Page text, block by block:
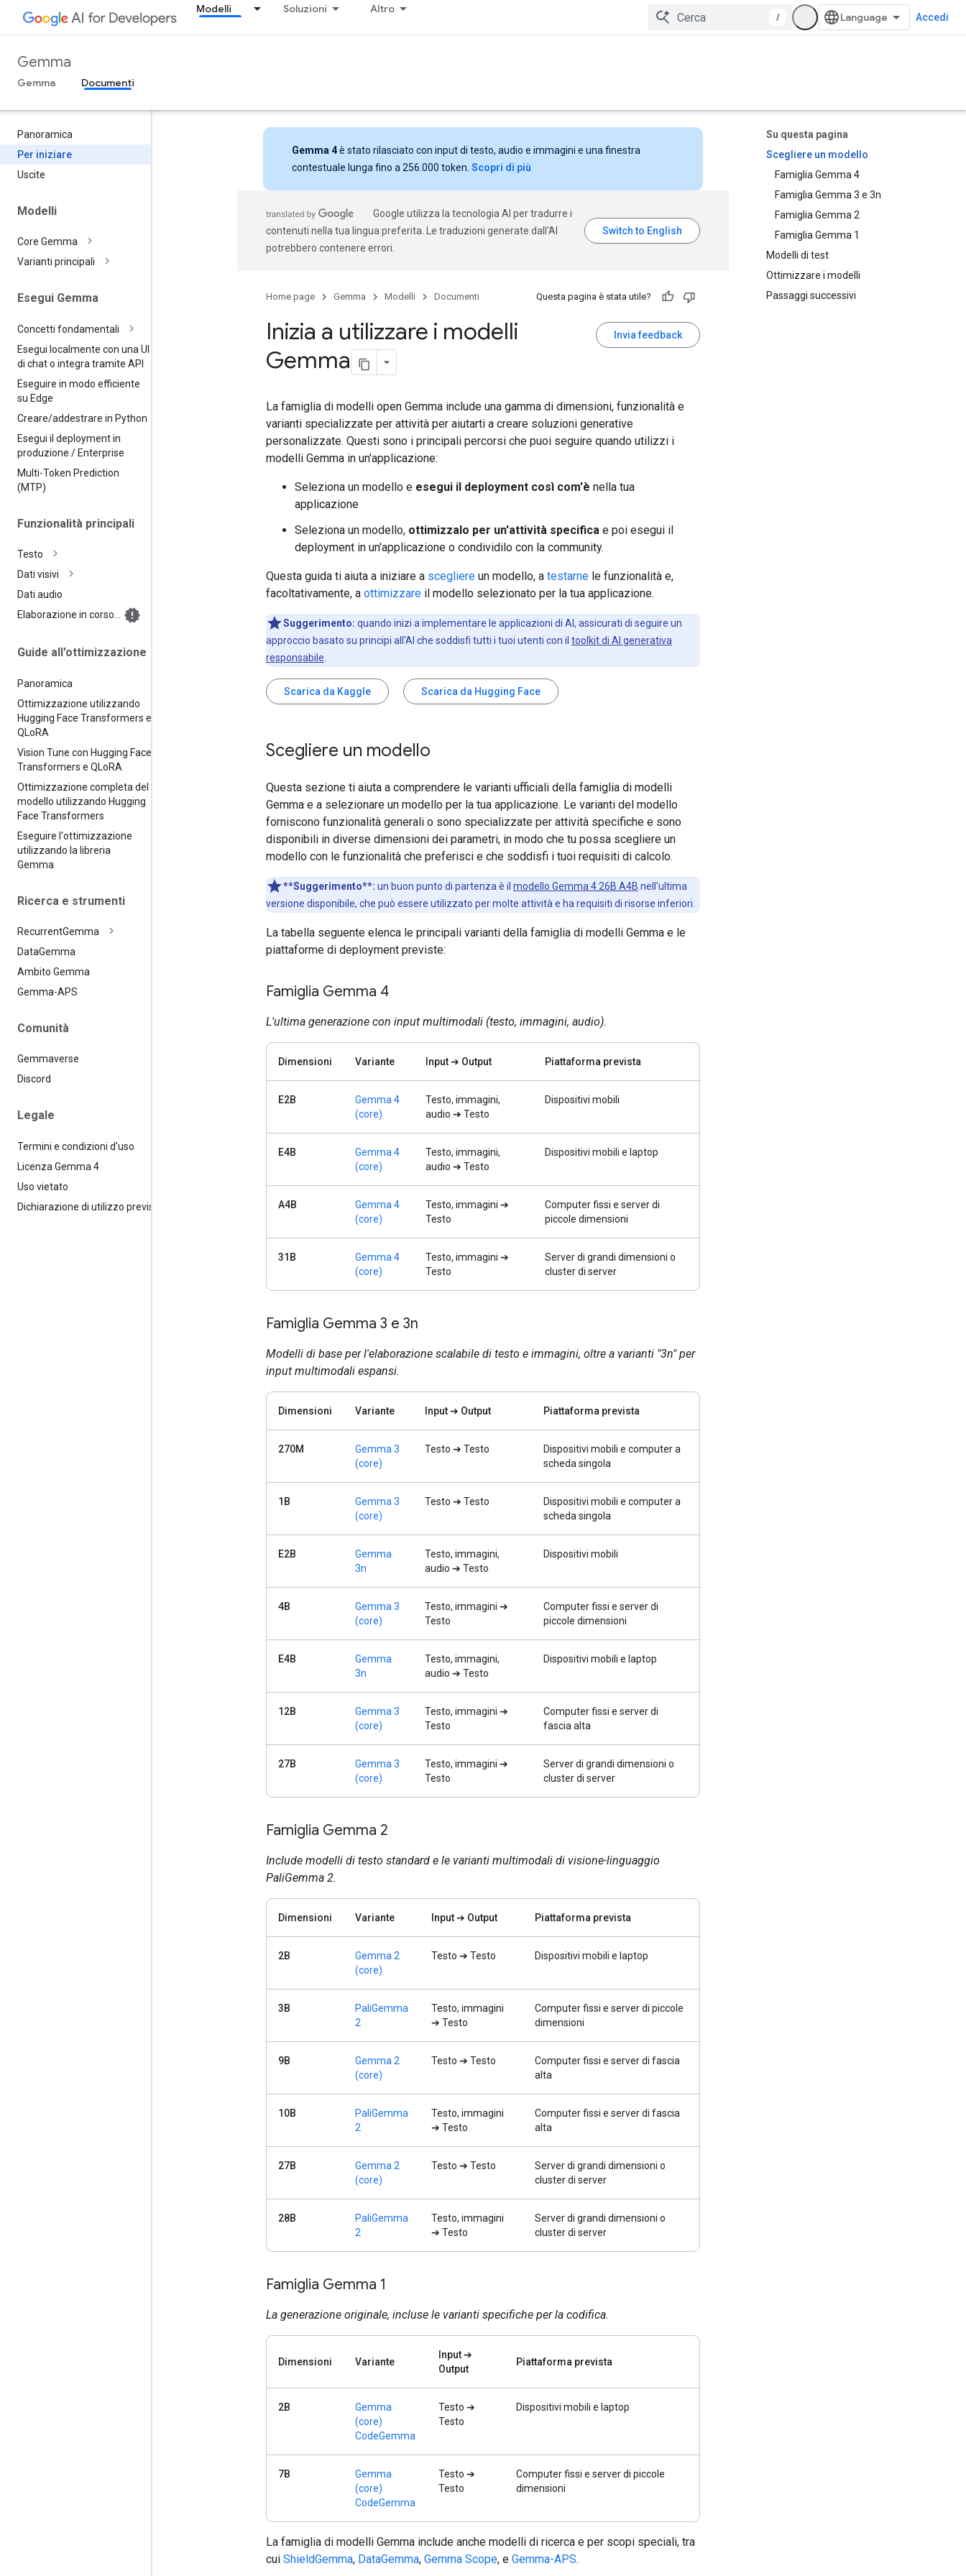
Modelli Soluzioni Altro
/ Accedi
Gemma
Gemma Documenti
Panoramica
Per iniziare
Uscite
Modelli
Core Gemma
Varianti principali
Esegui Gemma
Concetti fondamentali
Esegui localmente con una UI
di chat o integra tramite API
Eseguire in modo efficiente
su Edge
Creare/addestrare in Python
Esegui il deployment in
produzione / Enterprise
Multi-Token Prediction
(MTP)
Funzionalità principali
Testo
Dati visivi
Dati audio
Elaborazione in corso…
Guide all'ottimizzazione
Panoramica
Ottimizzazione utilizzando
Hugging Face Transformers e
QLoRA
Vision Tune con Hugging Face
Transformers e QLoRA
Ottimizzazione completa del
modello utilizzando Hugging
Face Transformers
Eseguire l'ottimizzazione
utilizzando la libreria
Gemma
Ricerca e strumenti
RecurrentGemma
DataGemma
Ambito Gemma
Gemma-APS
Comunità
Gemmaverse
Discord
Legale
Termini e condizioni d'uso
Licenza Gemma 4
Uso vietato
Dichiarazione di utilizzo previsto
Su questa pagina
Scegliere un modello
Famiglia Gemma 4
Famiglia Gemma 3 e 3n
Famiglia Gemma 2
Famiglia Gemma 1
Modelli di test
Ottimizzare i modelli
Passaggi successivi
Gemma 4è stato rilasciato con input di testo, audio e immagini e una finestra
contestuale lunga fino a 256.000 token. Scopri di più
Google utilizza la tecnologia AI per tradurre i
contenuti nella tua lingua preferita. Le traduzioni generate dall'AI
potrebbero contenere errori.
Home page Gemma Modelli Documenti Questa pagina è stata utile?
Invia feedback
Inizia a utilizzare i modelli
Gemma
La famiglia di modelli open Gemma include una gamma di dimensioni, funzionalità e
varianti specializzate per attività per aiutarti a creare soluzioni generative
personalizzate. Questi sono i principali percorsi che puoi seguire quando utilizzi i
modelli Gemma in un'applicazione:
Seleziona un modello e esegui il deployment così com'è nella tua
applicazione
Seleziona un modello, ottimizzalo per un'attività specifica e poi esegui il
deployment in un'applicazione o condividilo con la community.
Questa guida ti aiuta a iniziare a scegliere un modello, a testarne le funzionalità e,
facoltativamente, a ottimizzare il modello selezionato per la tua applicazione.
Suggerimento: quando inizi a implementare le applicazioni di AI, assicurati di seguire un
approccio basato su principi all'AI che soddisfi tutti i tuoi utenti con il toolkit di AI generativa
responsabile
Scarica da Kaggle Scarica da Hugging Face
Scegliere un modello
Questa sezione ti aiuta a comprendere le varianti ufficiali della famiglia di modelli
Gemma e a selezionare un modello per la tua applicazione. Le varianti del modello
forniscono funzionalità generali o sono specializzate per attività specifiche e sono
disponibili in diverse dimensioni dei parametri, in modo che tu possa scegliere un
modello con le funzionalità che preferisci e che soddisfi i tuoi requisiti di calcolo.
**Suggerimento**: un buon punto di partenza è il modello Gemma 4 26B A4B nell'ultima
versione disponibile, che può essere utilizzato per molte attività e ha requisiti di risorse inferiori.
La tabella seguente elenca le principali varianti della famiglia di modelli Gemma e le
piattaforme di deployment previste:
Famiglia Gemma 4
L'ultima generazione con input multimodali (testo, immagini, audio).
Dimensioni Variante Input ➔ Output Piattaforma prevista
E2B
Gemma 4
(core)
Testo, immagini,
audio ➔ Testo
Dispositivi mobili
E4B
Gemma 4
(core)
Testo, immagini,
audio ➔ Testo
Dispositivi mobili e laptop
A4B
Gemma 4
(core)
Testo, immagini ➔
Testo
Computer fissi e server di
piccole dimensioni
31B
Gemma 4
(core)
Testo, immagini ➔
Testo
Server di grandi dimensioni o
cluster di server
Famiglia Gemma 3 e 3n
Modelli di base per l'elaborazione scalabile di testo e immagini, oltre a varianti "3n" per
input multimodali espansi.
Dimensioni Variante Input ➔ Output Piattaforma prevista
270M
Gemma 3
(core)
Testo ➔ Testo
Dispositivi mobili e computer a
scheda singola
1B
Gemma 3
(core)
Testo ➔ Testo
Dispositivi mobili e computer a
scheda singola
E2B
Gemma
3n
Testo, immagini,
audio ➔ Testo
Dispositivi mobili
4B
Gemma 3
(core)
Testo, immagini ➔
Testo
Computer fissi e server di
piccole dimensioni
E4B
Gemma
3n
Testo, immagini,
audio ➔ Testo
Dispositivi mobili e laptop
12B
Gemma 3
(core)
Testo, immagini ➔
Testo
Computer fissi e server di
fascia alta
27B
Gemma 3
(core)
Testo, immagini ➔
Testo
Server di grandi dimensioni o
cluster di server
Famiglia Gemma 2
Include modelli di testo standard e le varianti multimodali di visione-linguaggio
PaliGemma 2.
Dimensioni Variante Input ➔ Output Piattaforma prevista
2B
Gemma 2
(core)
Testo ➔ Testo Dispositivi mobili e laptop
3B
PaliGemma
2
Testo, immagini
➔ Testo
Computer fissi e server di piccole
dimensioni
9B
Gemma 2
(core)
Testo ➔ Testo
Computer fissi e server di fascia
alta
10B
PaliGemma
2
Testo, immagini
➔ Testo
Computer fissi e server di fascia
alta
27B
Gemma 2
(core)
Testo ➔ Testo
Server di grandi dimensioni o
cluster di server
28B
PaliGemma
2
Testo, immagini
➔ Testo
Server di grandi dimensioni o
cluster di server
Famiglia Gemma 1
La generazione originale, incluse le varianti specifiche per la codifica.
Dimensioni Variante
Input ➔
Output
Piattaforma prevista
2B
Gemma
(core)
CodeGemma
Testo ➔
Testo
Dispositivi mobili e laptop
7B
Gemma
(core)
CodeGemma
Testo ➔
Testo
Computer fissi e server di piccole
dimensioni
La famiglia di modelli Gemma include anche modelli di ricerca e per scopi speciali, tra
cui ShieldGemma, DataGemma, Gemma Scope, e Gemma-APS.